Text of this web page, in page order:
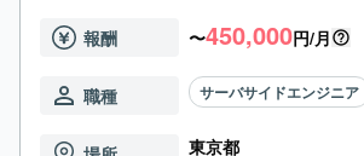
報酬 〜450,000円/月
職種 サーバサイドエンジニア
東京都